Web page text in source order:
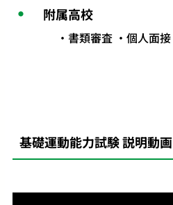
附属高校
書類審査 ・個人面接
基礎運動能力試験 説明動画